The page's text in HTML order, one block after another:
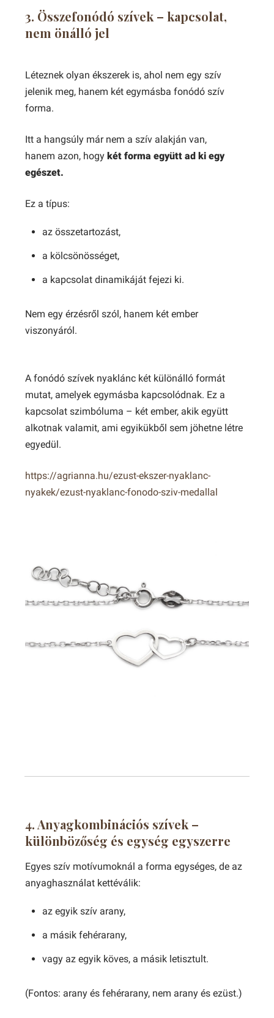
3. Összefonódó szívek – kapcsolat,
nem önálló jel
Léteznek olyan ékszerek is, ahol nem egy szív
jelenik meg, hanem két egymásba fonódó szív
forma.
Itt a hangsúly már nem a szív alakján van,
hanem azon, hogy két forma együtt ad ki egy
egészet.
Ez a típus:
az összetartozást,
a kölcsönösséget,
a kapcsolat dinamikáját fejezi ki.
Nem egy érzésről szól, hanem két ember
viszonyáról.
A fonódó szívek nyaklánc két különálló formát
mutat, amelyek egymásba kapcsolódnak. Ez a
kapcsolat szimbóluma – két ember, akik együtt
alkotnak valamit, ami egyikükből sem jöhetne létre
egyedül.
https://agrianna.hu/ezust-ekszer-nyaklanc-
nyakek/ezust-nyaklanc-fonodo-sziv-medallal
4. Anyagkombinációs szívek –
különbözőség és egység egyszerre
Egyes szív motívumoknál a forma egységes, de az
anyaghasználat kettéválik:
az egyik szív arany,
a másik fehérarany,
vagy az egyik köves, a másik letisztult.
(Fontos: arany és fehérarany, nem arany és ezüst.)